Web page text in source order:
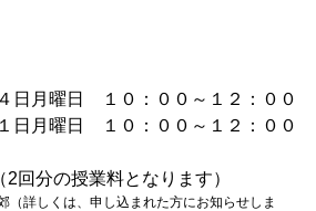
曜日 １０：００～１２：００
曜日 １０：００～１２：００
回分の授業料となります）
詳しくは、申し込まれた方にお知らせしま